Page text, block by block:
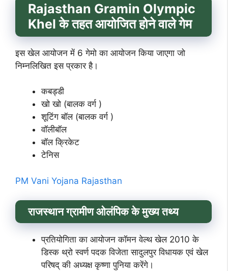
Rajasthan Gramin Olympic
Khel के तहत आयोजित होने वाले गेम
इस खेल आयोजन में 6 गेमो का आयोजन किया जाएगा जो
निम्नलिखित इस प्रकार है।
कबड्डी
खो खो (बालक वर्ग )
शूटिंग बॉल (बालक वर्ग )
वॉलीबॉल
बॉल क्रिकेट
टेनिस
PM Vani Yojana Rajasthan
राजस्थान ग्रामीण ओलंपिक के मुख्य तथ्य
प्रतियोगिता का आयोजन कॉमन वेल्थ खेल 2010 के
डिस्क थ्रो स्वर्ण पदक विजेता सादुलपुर विधायक एवं खेल
परिषद् की अध्यक्ष कृष्णा पुनिया करेंगे।